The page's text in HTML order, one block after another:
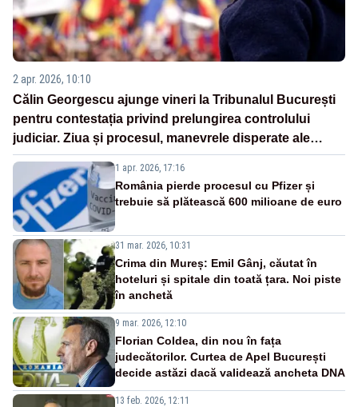
2 apr. 2026, 10:10
Călin Georgescu ajunge vineri la Tribunalul București
pentru contestația privind prelungirea controlului
judiciar. Ziua și procesul, manevrele disperate ale
Sistemului
1 apr. 2026, 17:16
România pierde procesul cu Pfizer și
trebuie să plătească 600 milioane de euro
31 mar. 2026, 10:31
Crima din Mureș: Emil Gânj, căutat în
hoteluri și spitale din toată țara. Noi piste
în anchetă
9 mar. 2026, 12:10
Florian Coldea, din nou în fața
judecătorilor. Curtea de Apel București
decide astăzi dacă validează ancheta DNA
13 feb. 2026, 12:11